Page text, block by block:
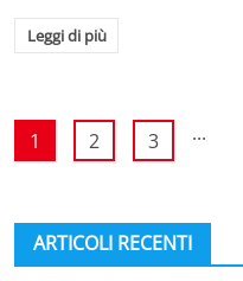
Leggi di più
1 2 3 ...
ARTICOLI RECENTI